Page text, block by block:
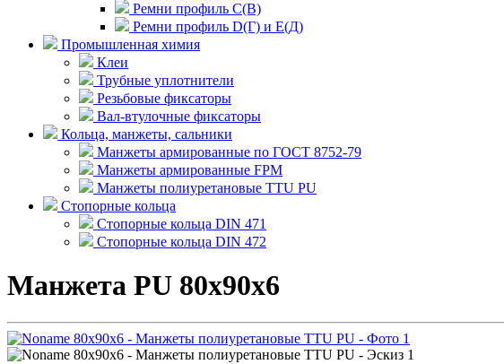
Ремни профиль С(В)
Ремни профиль D(Г) и E(Д)
Промышленная химия
Клеи
Трубные уплотнители
Резьбовые фиксаторы
Вал-втулочные фиксаторы
Кольца, манжеты, сальники
Манжеты армированные по ГОСТ 8752-79
Манжеты армированные FPM
Манжеты полиуретановые TTU PU
Стопорные кольца
Стопорные кольца DIN 471
Стопорные кольца DIN 472
Манжета PU 80x90x6